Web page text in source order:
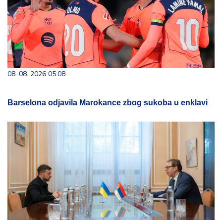
08. 08. 2026 05:08
Barselona odjavila Marokance zbog sukoba u enklavi